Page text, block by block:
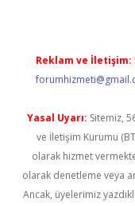
Reklam ve İletişim:
Yasal Uyarı: Sitemiz,
ve İletişim Kurumu
olarak hizmet
olarak denetleme veya
Ancak, üyelerimiz